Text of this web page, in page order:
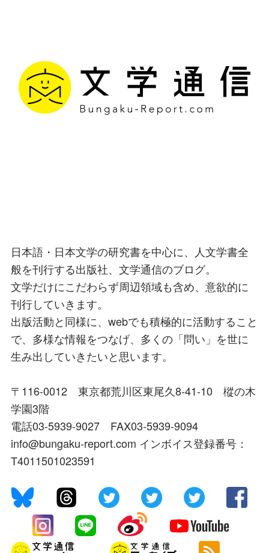
日本語・日本文学の研究書を中心に、人文学書全
般を刊行する出版社、文学通信のブログ。
文学だけにこだわらず周辺領域も含め、意欲的に
刊行していきます。
出版活動と同様に、webでも積極的に活動すること
で、多様な情報をつなげ、多くの「問い」を世に
生み出していきたいと思います。
〒116-0012 東京都荒川区東尾久8-41-10 樅の木
学園3階
電話03-5939-9027 FAX03-5939-9094
info@bungaku-report.com インボイス登録番号：
T4011501023591